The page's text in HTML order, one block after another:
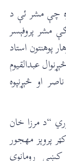
چې مشر ئې د
مشر پروفېسر
پوهنتون استاد
عبدالقيوم
او څېړنپوه
“د مرزا خان
پروېز مهجور
رومانوي